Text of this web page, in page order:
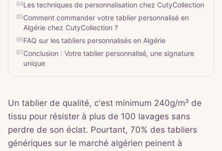
04Les techniques de personnalisation chez CutyCollection
05Comment commander votre tablier personnalisé en
Algérie chez CutyCollection ?
06FAQ sur les tabliers personnalisés en Algérie
07Conclusion : Votre tablier personnalisé, une signature
unique
Un tablier de qualité, c'est minimum 240g/m² de
tissu pour résister à plus de 100 lavages sans
perdre de son éclat. Pourtant, 70% des tabliers
génériques sur le marché algérien peinent à